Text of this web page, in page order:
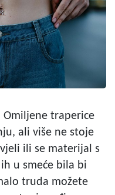
Omiljene traperice
ali više ne stoje
ili se materijal s
u smeće bila bi
truda možete